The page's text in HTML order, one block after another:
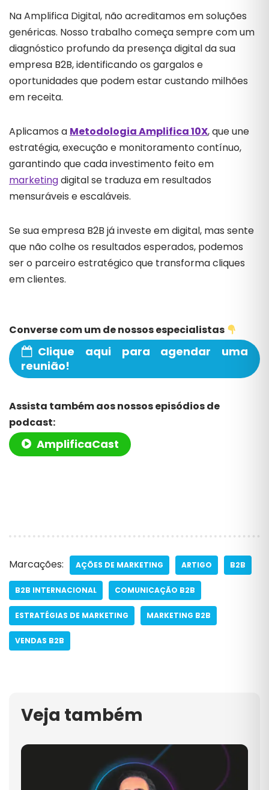
Na Amplifica Digital, não acreditamos em soluções
genéricas. Nosso trabalho começa sempre com um
diagnóstico profundo da presença digital da sua
empresa B2B, identificando os gargalos e
oportunidades que podem estar custando milhões
em receita.
Aplicamos a Metodologia Amplifica 10X, que une
estratégia, execução e monitoramento contínuo,
garantindo que cada investimento feito em
marketingdigital se traduza em resultados
mensuráveis e escaláveis.
Se sua empresa B2B já investe em digital, mas sente
que não colhe os resultados esperados, podemos
ser o parceiro estratégico que transforma cliques
em clientes.
Converse com um de nossos especialistas
Clique aqui para agendar uma
reunião!
Assista também aos nossos episódios de
podcast:
AmplificaCast
Marcações: AÇÕES DE MARKETING ARTIGO B2B
B2B INTERNACIONAL COMUNICAÇÃO B2B
ESTRATÉGIAS DE MARKETING MARKETING B2B
VENDAS B2B
Veja também